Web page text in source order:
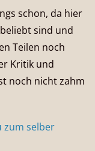
schon, da hier
sind und
Teilen noch
Kritik und
noch nicht zahm
zum selber